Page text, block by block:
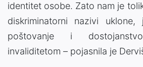
identitet osobe. Zato nam je
diskriminatorni nazivi
poštovanje i
invaliditetom – pojasnila je